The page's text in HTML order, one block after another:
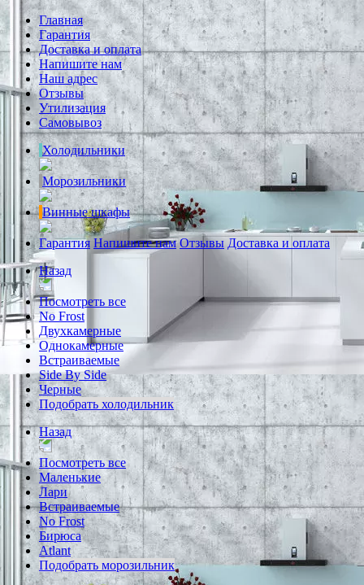
Главная
Гарантия
Доставка и оплата
Напишите нам
Наш адрес
Отзывы
Утилизация
Самовывоз
Холодильники
Морозильники
Винные шкафы
Гарантия Напишите нам Отзывы Доставка и оплата
Назад
Посмотреть все
No Frost
Двухкамерные
Однокамерные
Встраиваемые
Side By Side
Черные
Подобрать холодильник
Назад
Посмотреть все
Маленькие
Лари
Встраиваемые
No Frost
Бирюса
Atlant
Подобрать морозильник